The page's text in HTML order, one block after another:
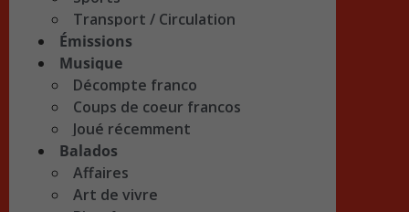
Transport / Circulation
Émissions
Musique
Décompte franco
Coups de coeur francos
Joué récemment
Balados
Affaires
Art de vivre